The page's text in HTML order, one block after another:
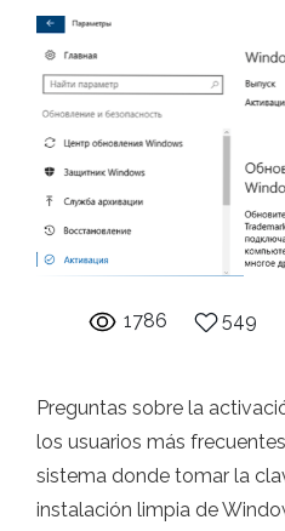
1786 549
Preguntas sobre la
los usuarios más
sistema donde tomar la
instalación limpia de